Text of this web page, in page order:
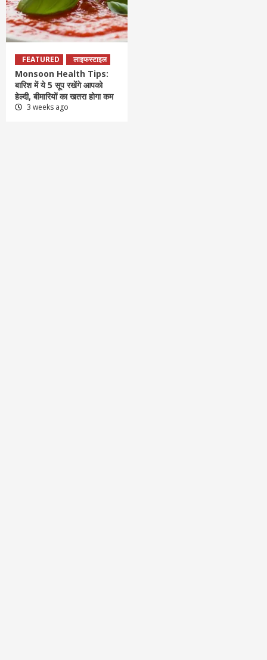
FEATURED लाइफस्टाइल
Monsoon Health Tips:
बारिश में ये 5 सूप रखेंगे आपको
हेल्दी, बीमारियों का खतरा होगा कम
3 weeks ago